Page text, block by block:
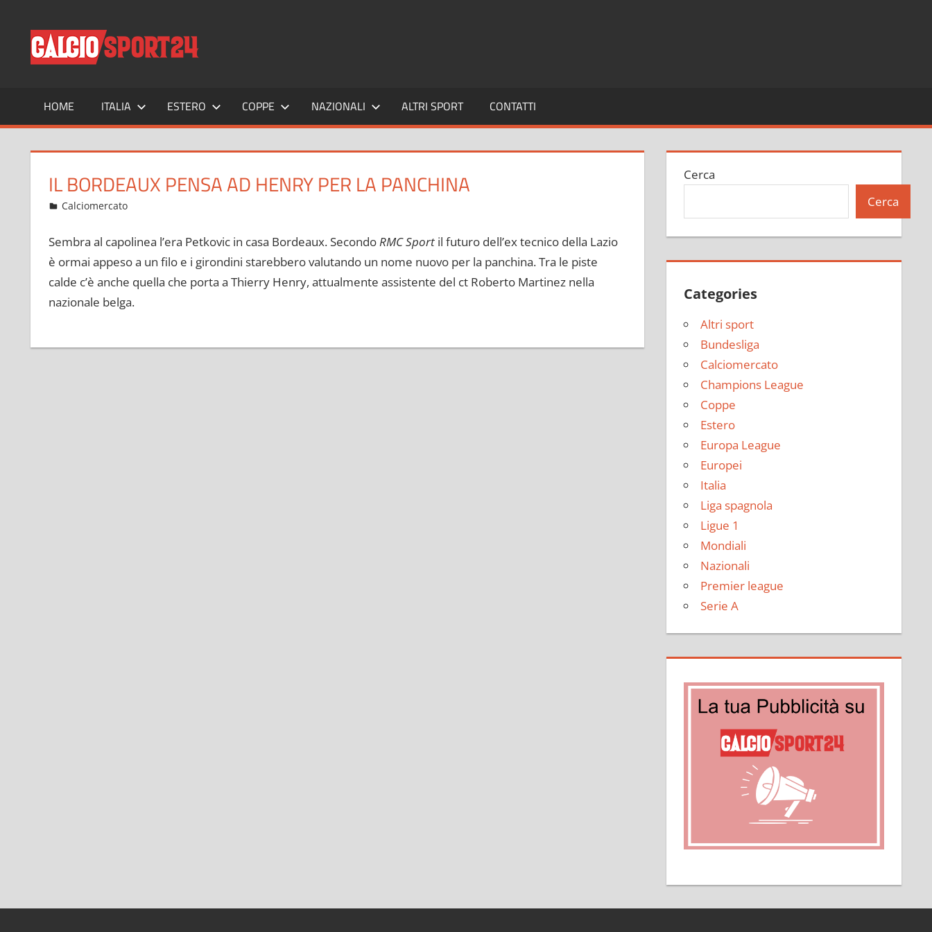
contenuto
Tutto
sul
mondo
calcio
e
HOME ITALIA ESTERO COPPE NAZIONALI ALTRI SPORT CONTATTI
IL BORDEAUX PENSA AD HENRY PER LA PANCHINA
Gennaio 23, 2022
admin
Calciomercato
Sembra al capolinea l’era Petkovic in casa Bordeaux. SecondoRMC Sport il futuro dell’ex tecnico della Lazio
è ormai appeso a un filo e i girondini starebbero valutando un nome nuovo per la panchina. Tra le piste
calde c’è anche quella che porta a Thierry Henry, attualmente assistente del ct Roberto Martinez nella
nazionale belga.
Cerca
Cerca
Categories
Altri sport
Bundesliga
Calciomercato
Champions League
Coppe
Estero
Europa League
Europei
Italia
Liga spagnola
Ligue 1
Mondiali
Nazionali
Premier league
Serie A